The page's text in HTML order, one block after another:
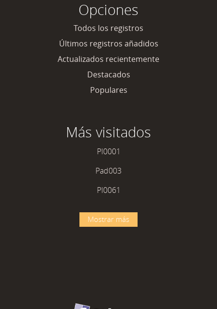
Opciones
Todos los registros
Últimos registros añadidos
Actualizados recientemente
Destacados
Populares
Más visitados
PI0001
Pad003
PI0061
Mostrar más